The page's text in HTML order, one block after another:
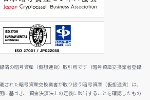
済の暗号資産（仮想通貨）取引所です（暗号資産交換業者登録
された暗号資産交換業者が取り扱う暗号資産（仮想通貨）は、
に基づき、 資金決済法上の定義に該当することを確認したもの